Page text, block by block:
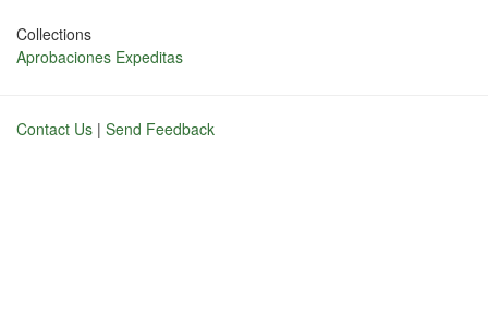
Collections
Aprobaciones Expeditas
Contact Us | Send Feedback